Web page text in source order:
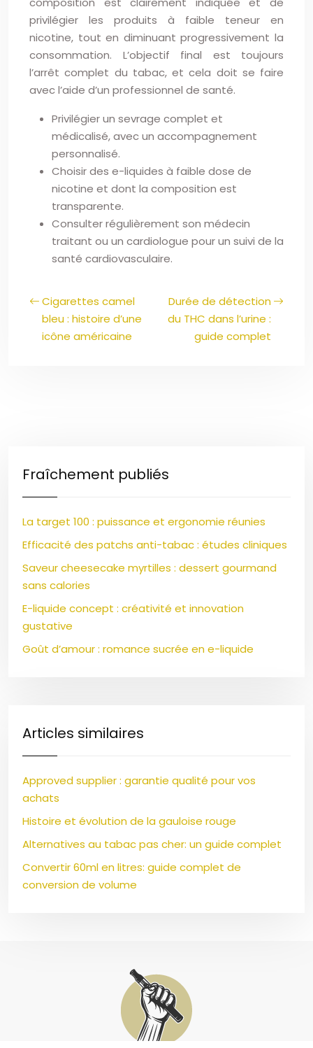
privilégier les produits à faible teneur en
nicotine, tout en diminuant progressivement la
consommation. L’objectif final est toujours
l’arrêt complet du tabac, et cela doit se faire
avec l’aide d’un professionnel de santé.
Privilégier un sevrage complet et
médicalisé, avec un accompagnement
personnalisé.
Choisir des e-liquides à faible dose de
nicotine et dont la composition est
transparente.
Consulter régulièrement son médecin
traitant ou un cardiologue pour un suivi de la
santé cardiovasculaire.
Cigarettes camel
bleu : histoire d’une
icône américaine
Durée de détection
du THC dans l’urine :
guide complet
Fraîchement publiés
La target 100 : puissance et ergonomie réunies
Efficacité des patchs anti-tabac : études cliniques
Saveur cheesecake myrtilles : dessert gourmand
sans calories
E-liquide concept : créativité et innovation
gustative
Goût d’amour : romance sucrée en e-liquide
Articles similaires
Approved supplier : garantie qualité pour vos
achats
Histoire et évolution de la gauloise rouge
Alternatives au tabac pas cher: un guide complet
Convertir 60ml en litres: guide complet de
conversion de volume